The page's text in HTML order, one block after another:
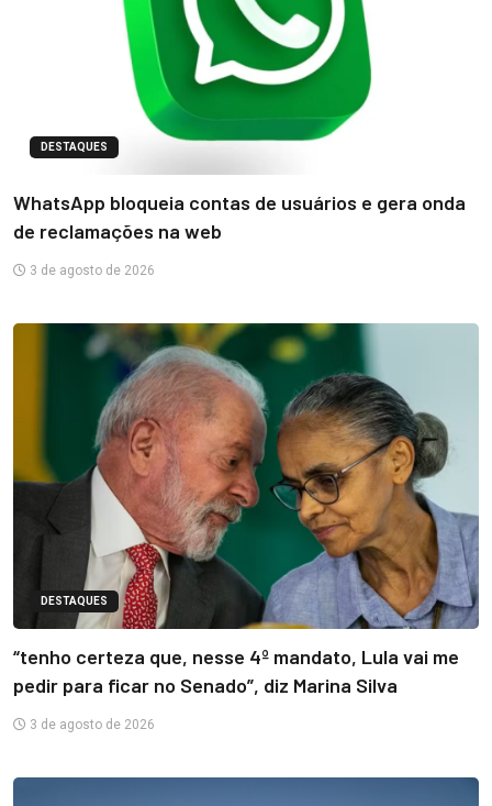
DESTAQUES
WhatsApp bloqueia contas de usuários e gera onda
de reclamações na web
3 de agosto de 2026
DESTAQUES
“tenho certeza que, nesse 4º mandato, Lula vai me
pedir para ficar no Senado”, diz Marina Silva
3 de agosto de 2026